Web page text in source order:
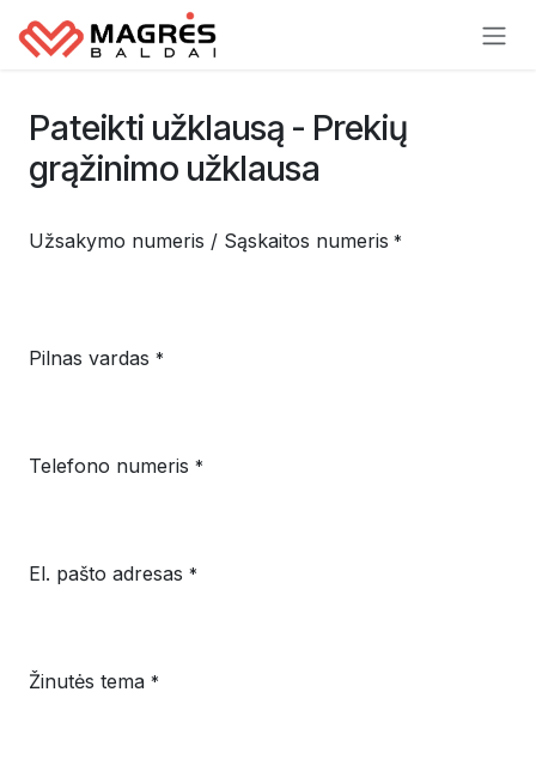
Pateikti užklausą - Prekių
grąžinimo užklausa
Užsakymo numeris / Sąskaitos numeris *
Pilnas vardas *
Telefono numeris *
El. pašto adresas *
Žinutės tema *